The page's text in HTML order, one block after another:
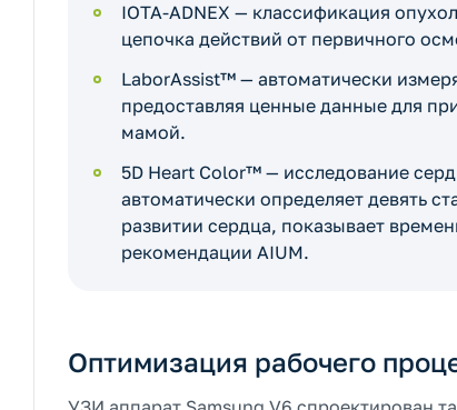
IOTA-ADNEX — классификация
цепочка действий от первичного
LaborAssist™ — автоматически
предоставляя ценные данные для
мамой.
5D Heart Color™ — исследование
автоматически определяет девять
развитии сердца, показывает
рекомендации AIUM.
Оптимизация рабочего